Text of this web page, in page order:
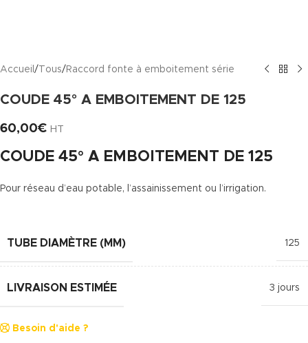
Accueil /Tous/ Raccord fonte à emboitement série
COUDE 45° A EMBOITEMENT DE 125
60,00€ HT
COUDE 45° A EMBOITEMENT DE 125
Pour réseau d’eau potable, l’assainissement ou l’irrigation.
TUBE DIAMÈTRE (MM) 125
LIVRAISON ESTIMÉE 3 jours
Besoin d'aide ?